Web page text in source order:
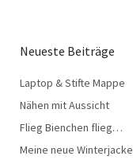
Neueste Beiträge
Laptop & Stifte Mappe
Nähen mit Aussicht
Flieg Bienchen flieg…
Meine neue Winterjacke